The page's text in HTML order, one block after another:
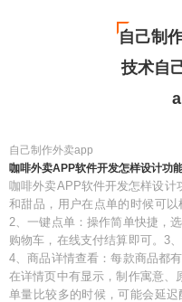
自己制
技术自
自己制作外卖app
咖啡外卖APP软件开发怎样设计功
咖啡外卖APP软件开发怎样设计
和甜品，用户在点单的时候可以
2、一键点单：操作简单快捷，
购物车，在线支付结算即可。3
4、商品详情查看：每款商品都
在详情页中有显示，制作寓意、
单量比较多的时候，可能会延